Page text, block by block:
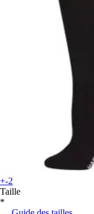
+-2
Taille
*